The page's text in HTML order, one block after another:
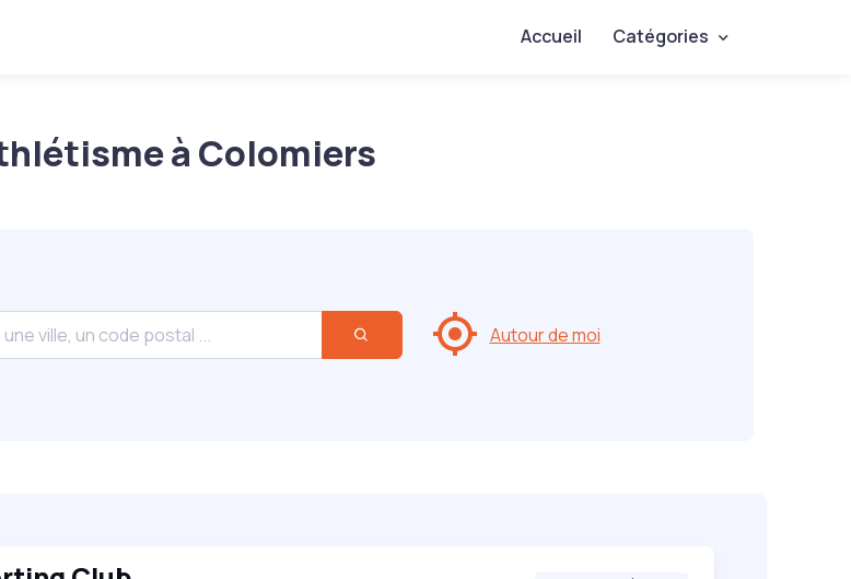
Accueil Catégories
à Colomiers
Autour de moi